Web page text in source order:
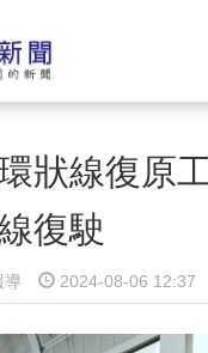
狀線復原
復駛
導 2024-08-06 12:37